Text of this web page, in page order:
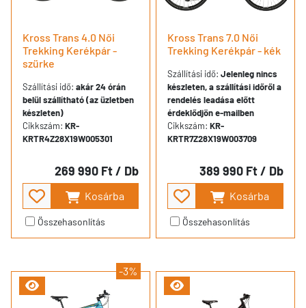
Kross Trans 4.0 Női
Trekking Kerékpár -
szürke
Szállítási idő: akár 24 órán
belül szállítható (az üzletben
készleten)
Cikkszám: KR-
KRTR4Z28X19W005301
269 990 Ft/ Db
Kosárba
Összehasonlítás
Kross Trans 7.0 Női
Trekking Kerékpár - kék
Szállítási idő: Jelenleg nincs
készleten, a szállítási időről a
rendelés leadása előtt
érdeklődjön e-mailben
Cikkszám: KR-
KRTR7Z28X19W003709
389 990 Ft/ Db
Kosárba
Összehasonlítás
-3%